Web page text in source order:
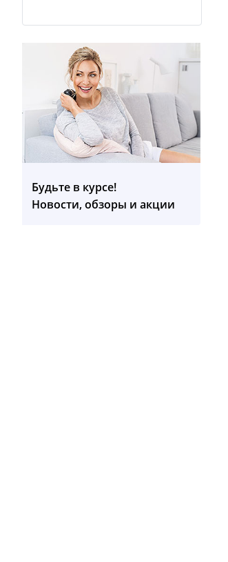
155.70руб.
MP 42 Маникюрный набор
Будьте в курсе!
Новости, обзоры и акции